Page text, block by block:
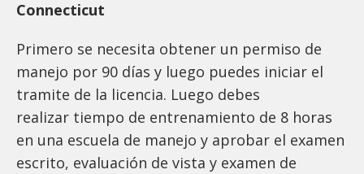
Connecticut
Primero se necesita obtener un permiso de
manejo por 90 días y luego puedes iniciar el
tramite de la licencia. Luego debes
realizar tiempo de entrenamiento de 8 horas
en una escuela de manejo y aprobar el examen
escrito, evaluación de vista y examen de